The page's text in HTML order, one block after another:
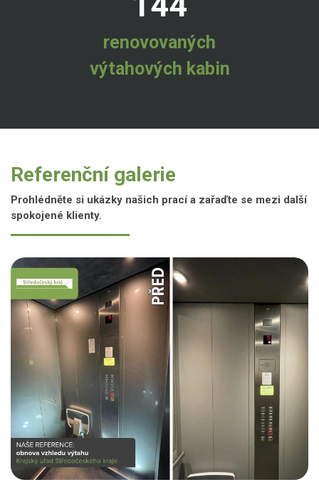
renovovaných
výtahových kabin
Referenční galerie
Prohlédněte si ukázky našich prací a zařaďte se mezi další
spokojené klienty.